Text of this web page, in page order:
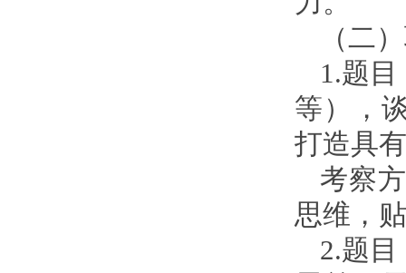
（二
1.题
等），
打造具
考察
思维，
2.题